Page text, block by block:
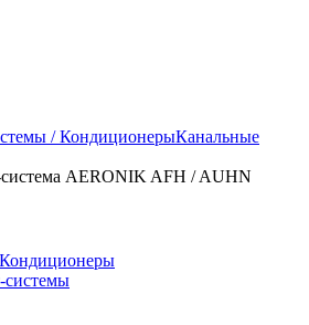
/ КондиционерыКанальные
система AERONIK AFH / AUHN
системы